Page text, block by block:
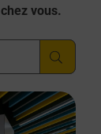
vous.